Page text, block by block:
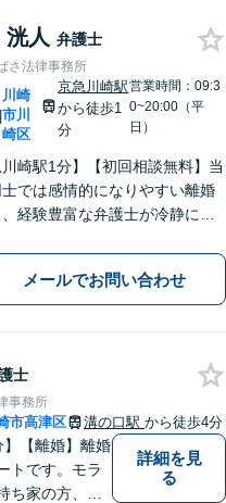
人 弁護士
さ法律事務所
|
川崎
市川
崎区
京急川崎駅
から徒歩1
分
営業時間：09:3
0~20:00（平
日）
川崎駅1分】【初回相談無料】当
では感情的になりやすい離婚
経験豊富な弁護士が冷静に解
発展する前に、ぜひ私にご相談
い。ご家族の状況を整理し、最
策を一緒に見出しましょう。
メールでお問い合わせ
士
事務所
市高津区 溝の口駅 から徒歩4分
】【離婚】離婚
トです。モラ
ち家の方、公
詳細を見
る